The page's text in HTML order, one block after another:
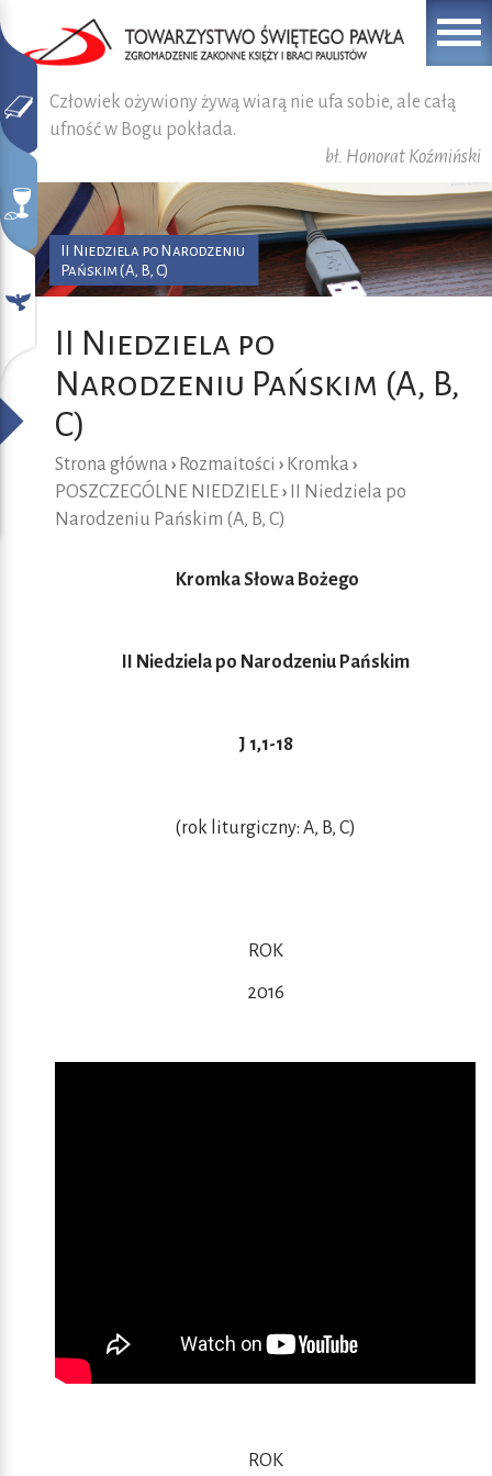
Człowiek ożywiony żywą wiarą nie ufa sobie, ale całą
ufność w Bogu pokłada.
bł. Honorat Koźmiński
II Niedziela po Narodzeniu
Pańskim (A, B, C)
II Niedziela po
Narodzeniu Pańskim (A, B,
C)
Strona główna › Rozmaitości › Kromka ›
POSZCZEGÓLNE NIEDZIELE›
II Niedziela po
Narodzeniu Pańskim (A, B, C)
Kromka Słowa Bożego
II Niedziela po Narodzeniu Pańskim
J 1,1-18
(rok liturgiczny: A, B, C)
ROK
2016
ROK